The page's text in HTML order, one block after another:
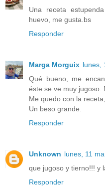
Una receta
huevo, me gusta.bs
Responder
Marga Morguix lunes,
Qué bueno, me
éste se ve muy jugoso.
Me quedo con la
Un beso grande.
Responder
Unknown lunes, 11
que jugoso y tierno!!! y
Responder